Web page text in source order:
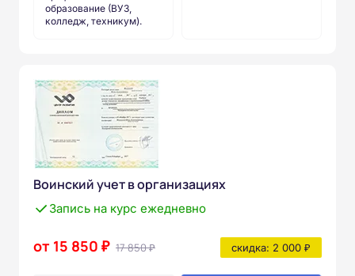
образование (ВУЗ,
колледж, техникум).
Воинский учет в организациях
Запись на курс ежедневно
от 15 850 ₽ 17 850 ₽ скидка: 2 000 ₽